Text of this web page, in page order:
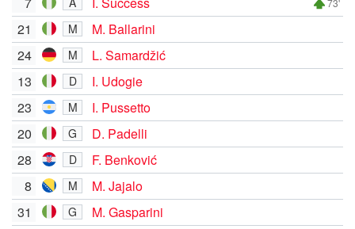
21 M
M. Ballarini
24
M
L. Samardžić
13
D
I. Udogie
23
M
I. Pussetto
20
G
D. Padelli
28
D
F. Benković
8
M
M. Jajalo
31
G
M. Gasparini